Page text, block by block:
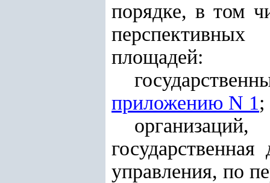
порядке, в том
площадей:
приложению N 1;
управления, по